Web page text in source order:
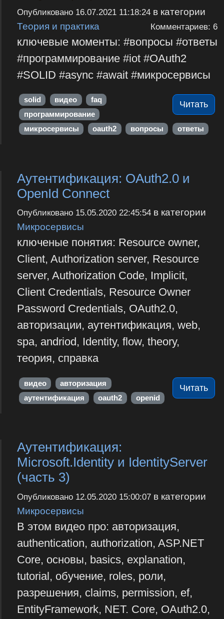
Опубликовано 16.07.2021 11:18:24в категории
Теория и практика
Комментариев: 6
ключевые моменты: #вопросы #ответы
#программирование #iot #OAuth2
#SOLID #async #await #микросервисы
Читать
solid видео
faq
программирование
микросервисы
oauth2 вопросы ответы
Аутентификация: OAuth2.0 и
OpenId Connect
Опубликовано 15.05.2020 22:45:54в категории
Микросервисы
ключеные понятия: Resource owner,
Client, Authorization server, Resource
server, Authorization Code, Implicit,
Client Credentials, Resource Owner
Password Credentials, OAuth2.0,
авторизации, аутентификация, web,
spa, andriod, Identity, flow, theory,
теория, справка
Читать
видео
авторизация
аутентификация
oauth2 openid
Аутентификация:
Microsoft.Identity и IdentityServer
(часть 3)
Опубликовано 12.05.2020 15:00:07в категории
Микросервисы
В этом видео про: авторизация,
authentication, authorization, ASP.NET
Core, основы, basics, explanation,
tutorial, обучение, roles, роли,
разрешения, claims, permission, ef,
EntityFramework, NET. Core, OAuth2.0,